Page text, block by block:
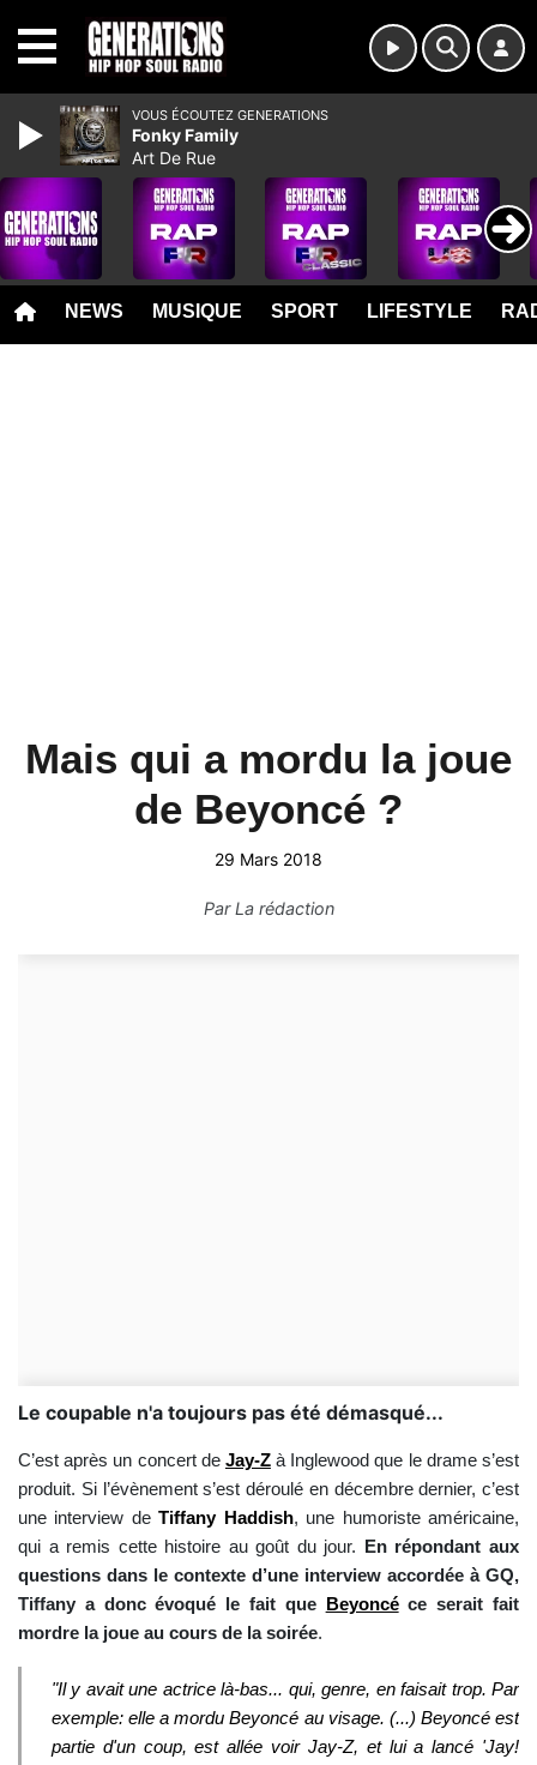
NEWS MUSIQUE SPORT LIFESTYLE
Mais qui a mordu la joue
de Beyoncé ?
29 Mars 2018
ParLa rédaction
Le coupable n'a toujours pas été démasqué...
C’est après un concert de Jay-Zà Inglewood que le drame s’est
produit. Si l’évènement s’est déroulé en décembre dernier, c’est
une interview deTiffany Haddish, une humoriste américaine,
qui a remis cette histoire au goût du jour.
En répondant aux
questions dans le contexte d’une interview accordée à GQ,
Tiffany a donc évoqué le fait que
Beyoncéce serait fait
mordre la joue au cours de la soirée.
"Il y avait une actrice là-bas... qui, genre, en faisait trop. Par
exemple: elle a mordu Beyoncé au visage. (...) Beyoncé est
partie d'un coup, est allée voir Jay-Z, et lui a lancé 'Jay!
VOUS ÉCOUTEZ GENERATIONS
Fonky Family
Art De Rue